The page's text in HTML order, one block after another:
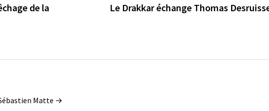
de la
Le Drakkar échange Thomas
Matte →